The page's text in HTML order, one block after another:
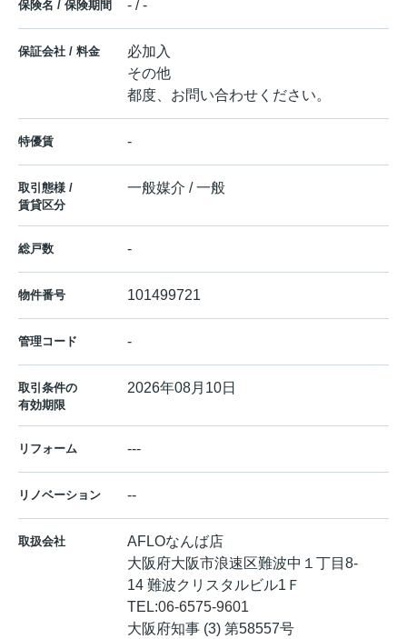
保険名 / 保険期間 - / -
保証会社 / 料金
必加入
その他
都度、お問い合わせください。
特優賃 -
取引態様 /
賃貸区分
一般媒介 / 一般
総戸数 -
物件番号 101499721
管理コード -
取引条件の
有効期限
2026年08月10日
リフォーム ---
リノベーション --
取扱会社
AFLOなんば店
大阪府大阪市浪速区難波中１丁目8-
14 難波クリスタルビル1Ｆ
TEL:06-6575-9601
大阪府知事 (3) 第58557号